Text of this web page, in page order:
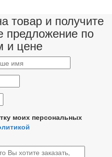
товар и получите
предложение по
и цене
моих персональных